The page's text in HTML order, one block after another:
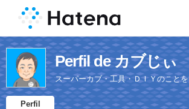
Perfil de カブじぃ
スーパーカブ・工具・ＤＩＹのこと
Perfil